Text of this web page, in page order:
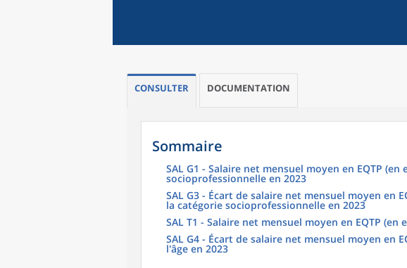
CONSULTER DOCUMENTATION
Sommaire
SAL G1 - Salaire net mensuel moyen en EQTP
socioprofessionnelle en 2023
SAL G3 - Écart de salaire net mensuel moyen en
la catégorie socioprofessionnelle en 2023
SAL T1 - Salaire net mensuel moyen en EQTP (en
SAL G4 - Écart de salaire net mensuel moyen en
l'âge en 2023